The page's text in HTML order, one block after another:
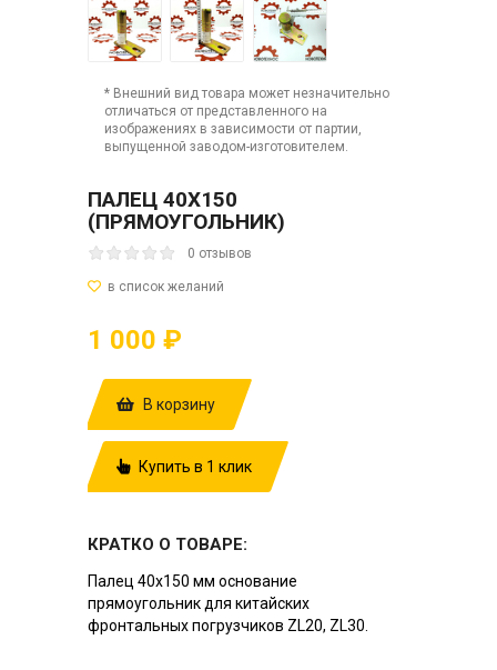
* Внешний вид товара может незначительно
отличаться от представленного на
изображениях в зависимости от партии,
выпущенной заводом-изготовителем.
ПАЛЕЦ 40Х150
(ПРЯМОУГОЛЬНИК)
0 отзывов
1 000 ₽
В корзину
Купить в 1 клик
КРАТКО О ТОВАРЕ:
Палец 40х150 мм основание
прямоугольник для китайских
фронтальных погрузчиков ZL20, ZL30.